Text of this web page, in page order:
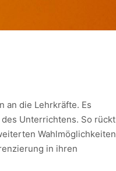
an die Lehrkräfte. Es
Unterrichtens. So rückt
Wahlmöglichkeiten
in ihren